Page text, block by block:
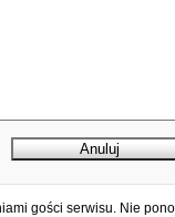
gości serwisu. Nie